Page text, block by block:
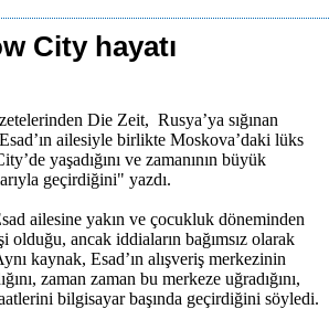
City hayatı
Die Zeit, Rusya’ya sığınan
ailesiyle birlikte Moskova’daki lüks
yaşadığını ve zamanının büyük
geçirdiğini" yazdı.
ailesine yakın ve çocukluk döneminden
olduğu, ancak iddiaların bağımsız olarak
kaynak, Esad’ın alışveriş merkezinin
zaman zaman bu merkeze uğradığını,
bilgisayar başında geçirdiğini söyledi.